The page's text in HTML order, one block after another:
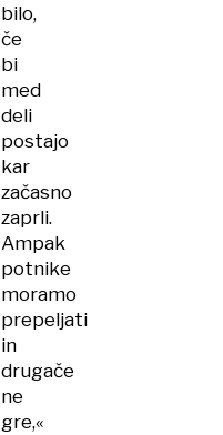
bilo,
če
bi
med
deli
postajo
kar
začasno
zaprli.
Ampak
potnike
moramo
prepeljati
in
drugače
ne
gre,«